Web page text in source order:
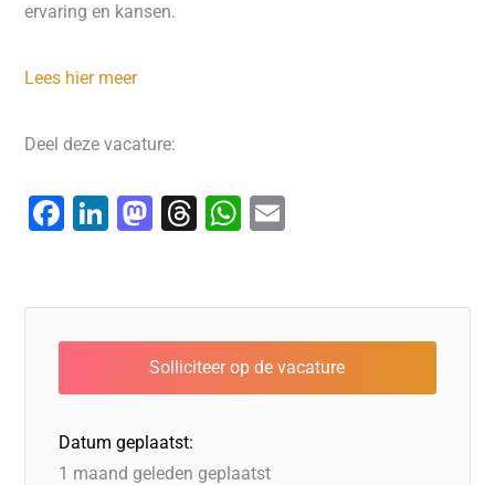
ervaring en kansen.
Lees hier meer
Deel deze vacature:
F
e
b
o
o
k
Li
e
dI
n
M
o
d
o
n
T
a
d
s
W
s
A
p
l
Datum geplaatst:
1 maand geleden geplaatst